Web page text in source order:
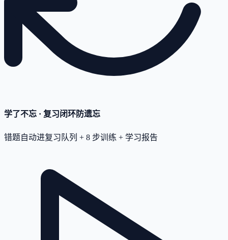
学了不忘 · 复习闭环防遗忘
错题自动进复习队列 + 8 步训练 + 学习报告